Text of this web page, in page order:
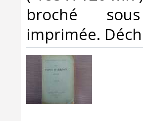
broché
imprimée.